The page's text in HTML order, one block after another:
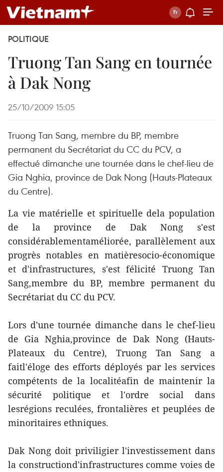
POLITIQUE
Truong Tan Sang en tournée
à Dak Nong
25/10/2009 15:05
Truong Tan Sang, membre du BP, membre
permanent du Secrétariat du CC du PCV, a
effectué dimanche une tournée dans le chef-lieu de
Gia Nghia, province de Dak Nong (Hauts-Plateaux
du Centre).
La vie matérielle et spirituelle dela population
de la province de Dak Nong s'est
considérablementaméliorée, parallèlement aux
progrès notables en matièresocio-économique
et d'infrastructures, s'est félicité Truong Tan
Sang,membre du BP, membre permanent du
Secrétariat du CC du PCV.
Lors d'une tournée dimanche dans le chef-lieu
de Gia Nghia,province de Dak Nong (Hauts-
Plateaux du Centre), Truong Tan Sang a
faitl'éloge des efforts déployés par les services
compétents de la localitéafin de maintenir la
sécurité politique et l'ordre social dans
lesrégions reculées, frontalières et peuplées de
minoritaires ethniques.
Dak Nong doit priviligier l'investissement dans
la constructiond'infrastructures comme voies de